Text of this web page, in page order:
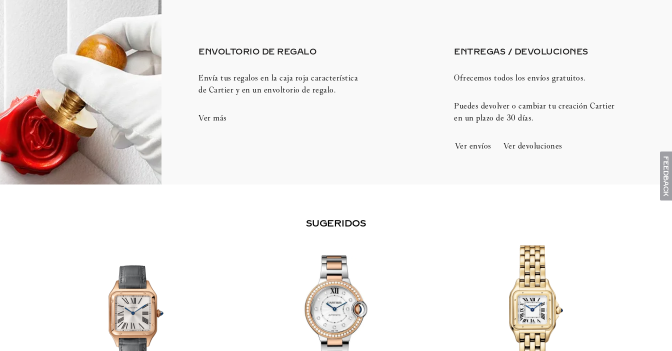
ENVOLTORIO DE REGALO
Envía tus regalos en la caja roja característica
de Cartier y en un envoltorio de regalo.
Ver más
ENTREGAS / DEVOLUCIONES​
Ofrecemos todos los envíos gratuitos.
Puedes devolver o cambiar tu creación Cartier
en un plazo de 30 días.​
Ver envíos Ver devoluciones
SUGERIDOS